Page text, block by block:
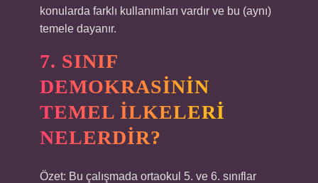
konularda farklı kullanımları vardır ve bu (aynı)
temele dayanır.
7. SINIF
DEMOKRASININ
TEMEL ILKELERI
NELERDIR?
Özet: Bu çalışmada ortaokul 5. ve 6. sınıflar